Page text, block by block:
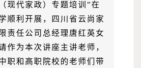
现代家政）专题培训”在
顺利开展，四川省云尚家
责任公司总经理唐红英女
作为本次讲座主讲老师，
职和高职院校的老师们带